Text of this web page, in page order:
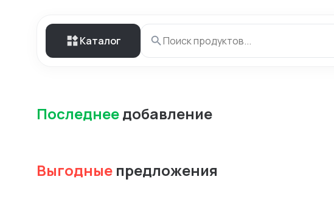
Каталог
Последнеедобавление
Выгодные предложения